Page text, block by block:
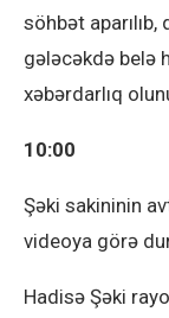
söhbət
gələcəkdə belə
xəbərdarlıq
10:00
Şəki sakininin
videoya görə
Hadisə Şəki